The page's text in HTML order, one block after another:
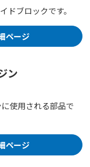
ドブロックです。
ページ
ン
使用される部品で
ページ